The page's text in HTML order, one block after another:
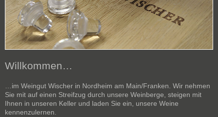
Willkommen…
…im Weingut Wischer in Nordheim am Main/Franken. Wir nehmen
Sie mit auf einen Streifzug durch unsere Weinberge, steigen mit
Ihnen in unseren Keller und laden Sie ein, unsere Weine
kennenzulernen.